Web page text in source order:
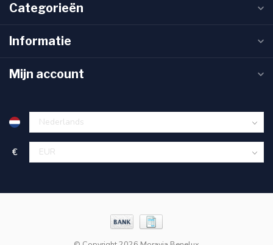
Categorieën
Informatie
Mijn account
€